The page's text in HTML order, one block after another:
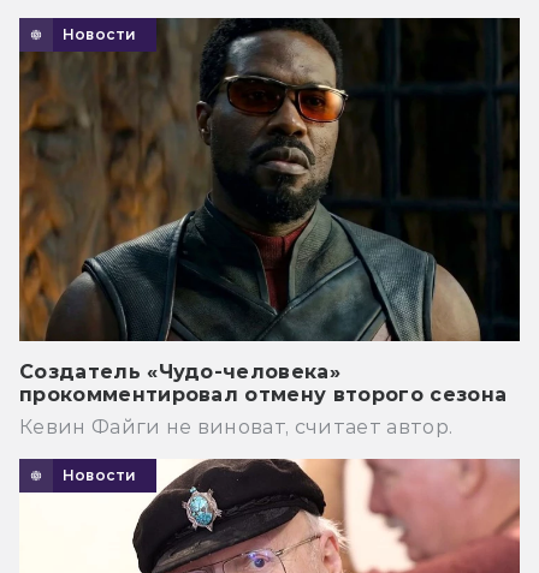
Новости
Создатель «Чудо-человека»
прокомментировал отмену второго сезона
Кевин Файги не виноват, считает автор.
Новости